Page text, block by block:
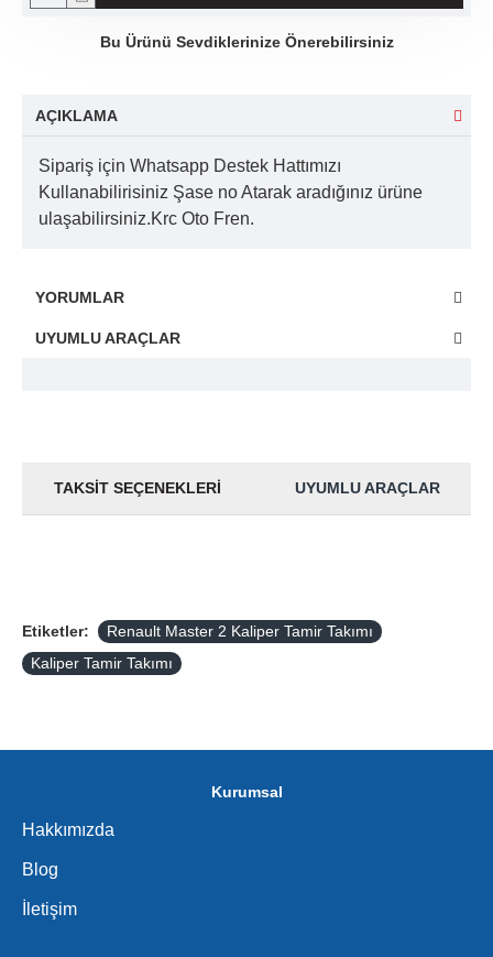
Bu Ürünü Sevdiklerinize Önerebilirsiniz
AÇIKLAMA
Sipariş için Whatsapp Destek Hattımızı
Kullanabilirisiniz Şase no Atarak aradığınız ürüne
ulaşabilirsiniz.Krc Oto Fren.
YORUMLAR
UYUMLU ARAÇLAR
TAKSIT SEÇENEKLERI UYUMLU ARAÇLAR
Etiketler:
Renault Master 2 Kaliper Tamir Takımı
Kaliper Tamir Takımı
Kurumsal
Hakkımızda
Blog
İletişim